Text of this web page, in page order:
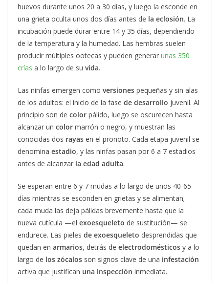
huevos durante unos 20 a 30 días, y luego la esconde en
una grieta oculta unos dos días antes de la eclosión. La
incubación puede durar entre 14 y 35 días, dependiendo
de la temperatura y la humedad. Las hembras suelen
producir múltiples ootecas y pueden generar unas 350
crías a lo largo de su vida.
Las ninfas emergen como versiones pequeñas y sin alas
de los adultos: el inicio de la fase de desarrollo juvenil. Al
principio son de color pálido, luego se oscurecen hasta
alcanzar un color marrón o negro, y muestran las
conocidas dos rayas en el pronoto. Cada etapa juvenil se
denomina estadio, y las ninfas pasan por 6 a 7 estadios
antes de alcanzar la edad adulta.
Se esperan entre 6 y 7 mudas a lo largo de unos 40-65
días mientras se esconden en grietas y se alimentan;
cada muda las deja pálidas brevemente hasta que la
nueva cutícula —el exoesqueleto de sustitución— se
endurece. Las pieles de exoesqueleto desprendidas que
quedan en armarios, detrás de electrodomésticos y a lo
largo de los zócalos son signos clave de una infestación
activa que justifican una inspección inmediata.